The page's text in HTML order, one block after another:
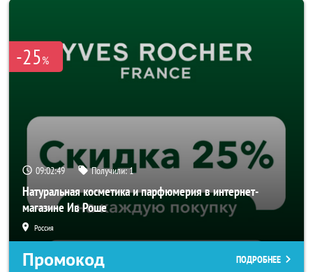
-25%
09:02:47 Получили:1
Натуральная косметика и парфюмерия в интернет-
магазине Ив Роше
Россия
Промокод ПОДРОБНЕЕ